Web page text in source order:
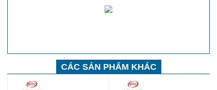
CÁC SẢN PHẨM KHÁC